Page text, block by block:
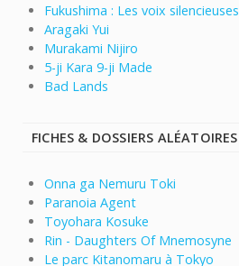
Fukushima : Les voix silencieuses
Aragaki Yui
Murakami Nijiro
5-ji Kara 9-ji Made
Bad Lands
FICHES & DOSSIERS ALÉATOIRES
Onna ga Nemuru Toki
Paranoia Agent
Toyohara Kosuke
Rin - Daughters Of Mnemosyne
Le parc Kitanomaru à Tokyo